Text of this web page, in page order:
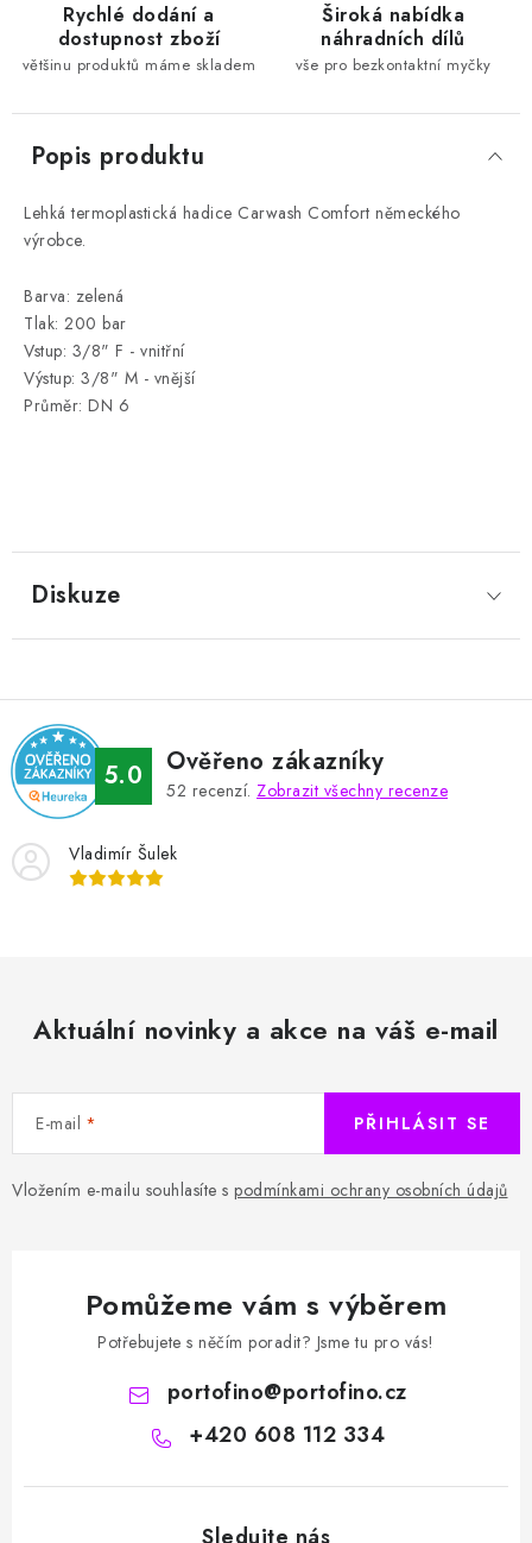
Rychlé dodání a
dostupnost zboží
většinu produktů máme skladem
Široká nabídka
náhradních dílů
vše pro bezkontaktní myčky
Popis produktu
Lehká termoplastická hadice Carwash Comfort německého
výrobce.
Barva: zelená
Tlak: 200 bar
Vstup: 3/8" F - vnitřní
Výstup: 3/8" M - vnější
Průměr: DN 6
Diskuze
5.0 Ověřeno zákazníky
52 recenzí. Zobrazit všechny recenze
Vladimír Šulek
Aktuální novinky a akce na váš e-mail
E-mail
Vložením e-mailu souhlasíte s podmínkami ochrany osobních údajů
PŘIHLÁSIT SE
Pomůžeme vám s výběrem
Potřebujete s něčím poradit? Jsme tu pro vás!
portofino@portofino.cz
+420 608 112 334